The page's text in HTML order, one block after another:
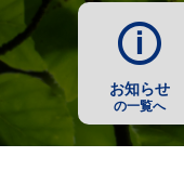
お知らせ
の一覧へ